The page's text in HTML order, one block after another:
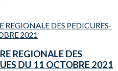
REGIONALE DES
DU 11 OCTOBRE 2021